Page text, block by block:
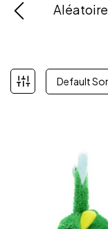
Aléatoire
Default